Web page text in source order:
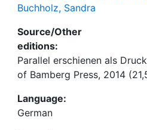
Buchholz, Sandra
Source/Other
editions:
Parallel erschienen als
of Bamberg Press, 2014
Language:
German